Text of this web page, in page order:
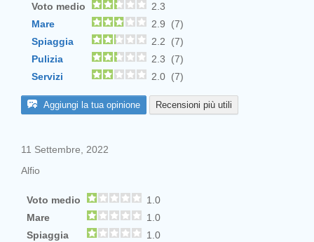
Voto medio
2.3
Mare
2.9 (7)
Spiaggia
2.2 (7)
Pulizia
2.3 (7)
Servizi
2.0 (7)
Aggiungi la tua opinione Recensioni più utili
11 Settembre, 2022
Alfio
Voto medio
1.0
Mare
1.0
Spiaggia
1.0